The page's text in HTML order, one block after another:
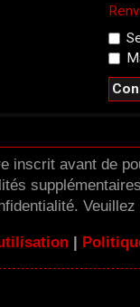
inscrit avant de
|